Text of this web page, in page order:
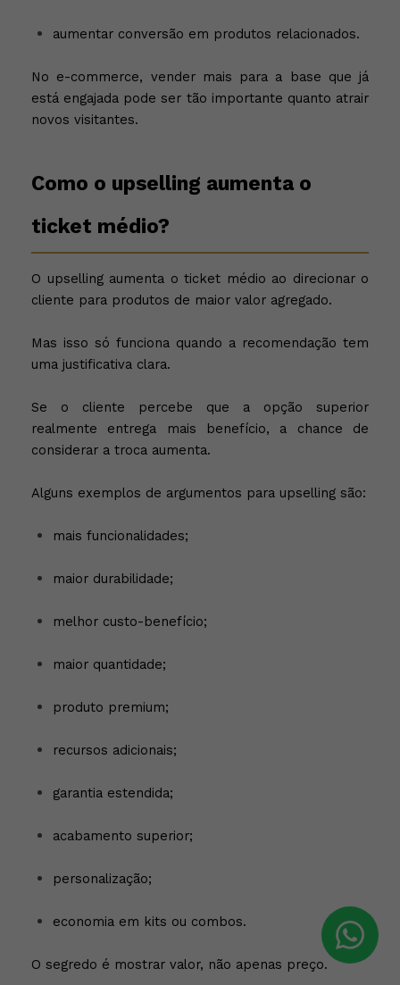
aumentar conversão em produtos relacionados.
No e-commerce, vender mais para a base que já
está engajada pode ser tão importante quanto atrair
novos visitantes.
Como o upselling aumenta o
ticket médio?
O upselling aumenta o ticket médio ao direcionar o
cliente para produtos de maior valor agregado.
Mas isso só funciona quando a recomendação tem
uma justificativa clara.
Se o cliente percebe que a opção superior
realmente entrega mais benefício, a chance de
considerar a troca aumenta.
Alguns exemplos de argumentos para upselling são:
mais funcionalidades;
maior durabilidade;
melhor custo-benefício;
maior quantidade;
produto premium;
recursos adicionais;
garantia estendida;
acabamento superior;
personalização;
economia em kits ou combos.
O segredo é mostrar valor, não apenas preço.